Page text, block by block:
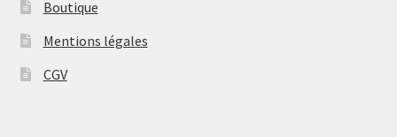
Boutique
Mentions légales
CGV